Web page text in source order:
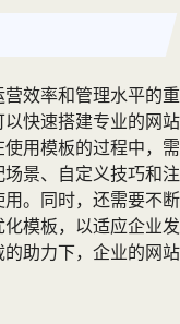
效率和管理水平的重
快速搭建专业的网站
用模板的过程中，需
景、自定义技巧和注
。同时，还需要不断
模板，以适应企业发
助力下，企业的网站